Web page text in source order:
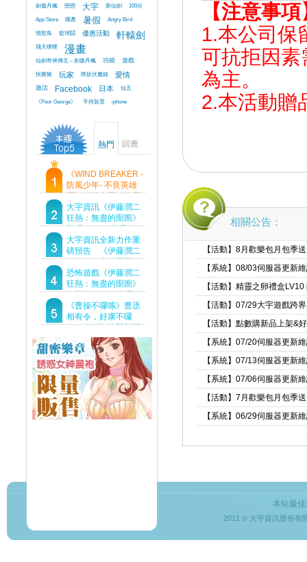
劍傲丹楓
戀戀 大宇 新仙劍
100分
App Store
國產 暑假
Angry Bird
憤怒鳥
籃球鬪 優惠活動 軒轅劍
飛天噗噗 漫畫
仙劍奇俠傳五 – 劍傲丹楓 功能
遊戲
快樂豬
玩家 降妖伏魔錄 愛情
激活 Facebook 日本
仙五
《Poor George》
手持裝置 iphone
熱門 回應
《WIND BREAKER -
防風少年- 不良英雄
譚》傳說中最強的男
人現身！即將顛覆風
鈴高中！
大宇資訊《伊藤潤二
狂熱：無盡的囹圄》
登場 Steam 新品節
首支預告片及遊戲
Demo重磅釋出
大宇資訊全新力作重
磅預告 《伊藤潤二
狂熱：無盡的囹圄》
驚悚亮相 ！伊藤潤二
恐怖世界首度進軍
Steam
恐怖遊戲《伊藤潤二
狂熱：無盡的囹圄》
今登陸Steam 詭異洋
樓開啟 同步釋出最新
預告片
《曹操不囉嗦》曹丞
相有令，好康不囉
嗦！事前預約即刻開
【注意事項
1.本公司保
可抗拒因
為主。
2.本活動贈
相關公告：
【活動】8月歡樂包月包季送
【系統】08/03伺服器更新
【活動】精靈之卵禮盒
【活動】07/29大宇遊戲跨
【活動】點數購新品上架&
【系統】07/20伺服器更新
【系統】07/13伺服器更新
【系統】07/06伺服器更新
【活動】7月歡樂包月包季送
【系統】06/29伺服器更新
本站最
2011 © 大宇資訊股份有